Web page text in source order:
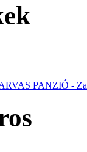
PANZIÓ -